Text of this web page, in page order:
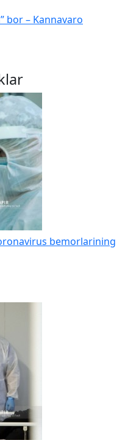
bor – Kannavaro
bemorlarining